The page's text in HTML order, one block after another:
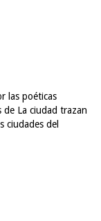
las poéticas
La ciudad trazan
ciudades del